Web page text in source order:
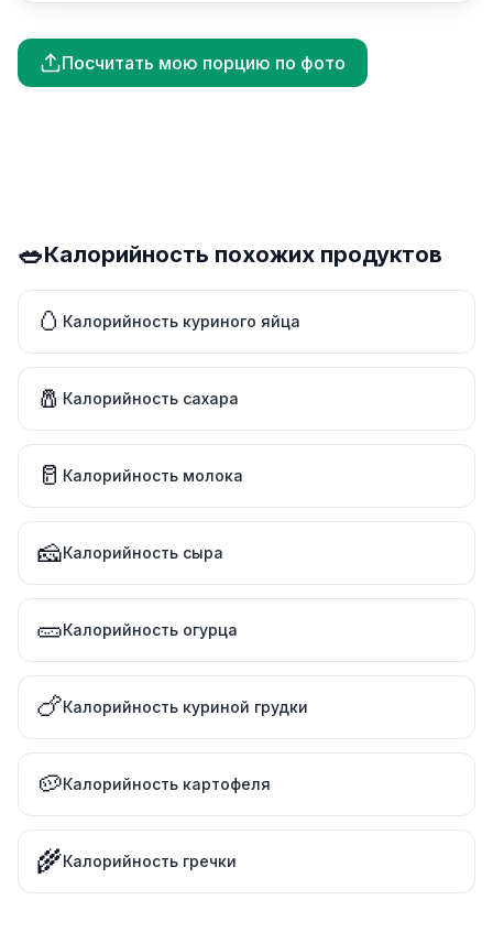
Посчитать мою порцию по фото
🥗Калорийность похожих продуктов
🥚 Калорийность куриного яйца
🧂 Калорийность сахара
🥛 Калорийность молока
🧀Калорийность сыра
🥒Калорийность огурца
🍗Калорийность куриной грудки
🥔Калорийность картофеля
🌾Калорийность гречки